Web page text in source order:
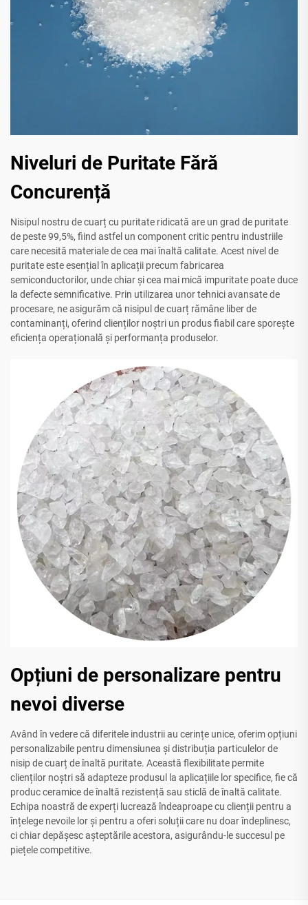
Niveluri de Puritate Fără
Concurență
Nisipul nostru de cuarț cu puritate ridicată are un grad de puritate
de peste 99,5%, fiind astfel un component critic pentru industriile
care necesită materiale de cea mai înaltă calitate. Acest nivel de
puritate este esențial în aplicații precum fabricarea
semiconductorilor, unde chiar și cea mai mică impuritate poate duce
la defecte semnificative. Prin utilizarea unor tehnici avansate de
procesare, ne asigurăm că nisipul de cuarț rămâne liber de
contaminanți, oferind clienților noștri un produs fiabil care sporește
eficiența operațională și performanța produselor.
Opțiuni de personalizare pentru
nevoi diverse
Având în vedere că diferitele industrii au cerințe unice, oferim opțiuni
personalizabile pentru dimensiunea și distribuția particulelor de
nisip de cuarț de înaltă puritate. Această flexibilitate permite
clienților noștri să adapteze produsul la aplicațiile lor specifice, fie că
produc ceramice de înaltă rezistență sau sticlă de înaltă calitate.
Echipa noastră de experți lucrează îndeaproape cu clienții pentru a
înțelege nevoile lor și pentru a oferi soluții care nu doar îndeplinesc,
ci chiar depășesc așteptările acestora, asigurându-le succesul pe
piețele competitive.